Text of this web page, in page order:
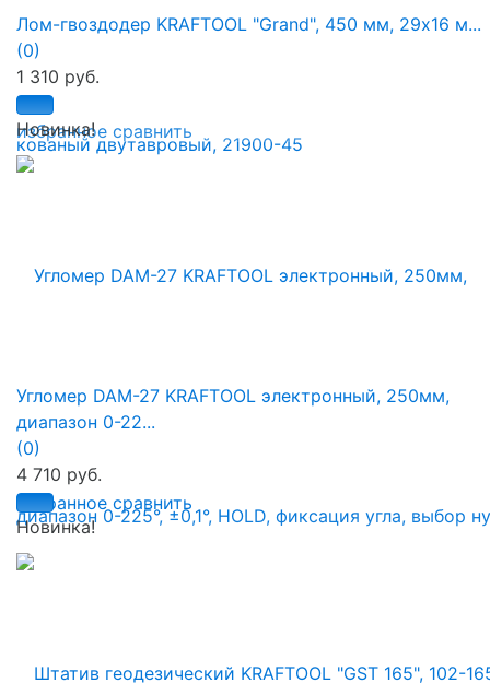
избранное сравнить
Лом-гвоздодер KRAFTOOL "Grand", 450 мм, 29х16 м...
(0)
1 310 руб.
Новинка!
избранное сравнить
Угломер DAM-27 KRAFTOOL электронный, 250мм,
диапазон 0-22...
(0)
4 710 руб.
Новинка!